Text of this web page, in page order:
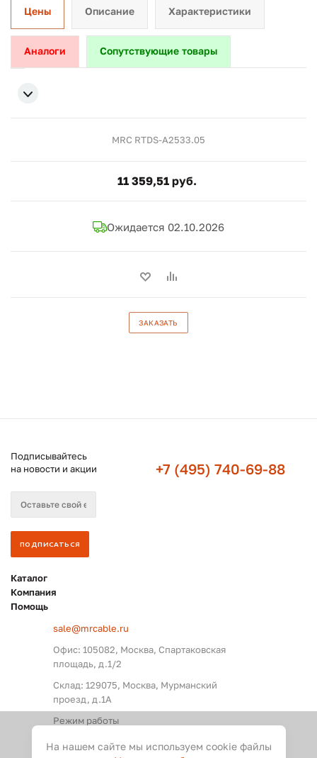
Цены Описание Характеристики
Аналоги Сопутствующие товары
MRC RTDS-A2533.05
11 359,51 руб.
Ожидается 02.10.2026
ЗАКАЗАТЬ
Подписывайтесь
на новости и акции
+7 (495) 740-69-88
Каталог
Компания
Помощь
sale@mrcable.ru
Офис: 105082, Москва, Спартаковская
площадь, д.1/2
Склад: 129075, Москва, Мурманский
проезд, д.1А
Режим работы
На нашем сайте мы используем cookie файлы